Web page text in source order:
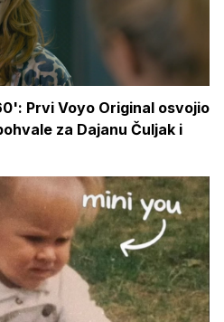
Prvi Voyo Original osvojio
za Dajanu Čuljak i